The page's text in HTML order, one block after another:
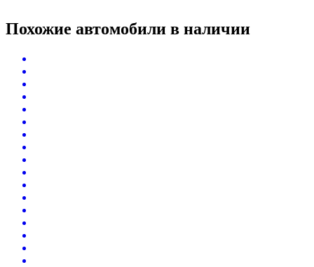
Похожие автомобили в наличии